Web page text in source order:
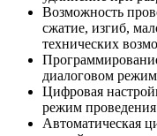
Возможность
сжатие, изгиб,
технических
диалоговом
Цифровая
режим
Автоматическая